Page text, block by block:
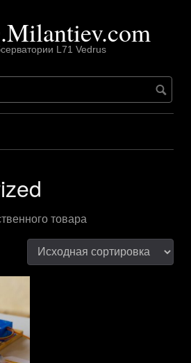
L71 Vedrus
товара